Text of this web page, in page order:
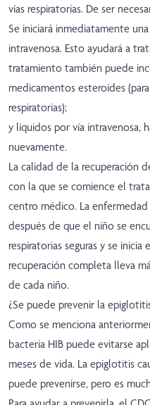
vías respiratorias. De ser
Se iniciará inmediatamente
intravenosa. Esto ayudará a
tratamiento también puede
medicamentos esteroides
respiratorias);
y líquidos por vía intravenosa,
nuevamente.
La calidad de la recuperación
con la que se comience el
centro médico. La
después de que el niño se
respiratorias seguras y se
recuperación completa lleva
de cada niño.
¿Se puede prevenir la
Como se menciona
bacteria HIB puede evitarse
meses de vida. La epiglotitis
puede prevenirse, pero es